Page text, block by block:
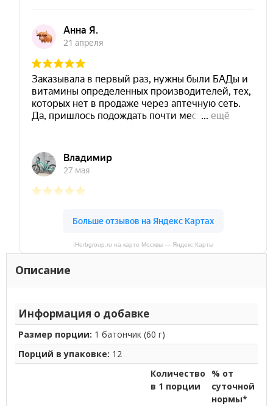
IHerbgroup.ru на карте Москвы — Яндекс Карты
Описание
Информация о добавке
Размер порции: 1 батончик (60 г)
Порций в упаковке: 12
Количество
в 1 порции
% от
суточной
нормы*